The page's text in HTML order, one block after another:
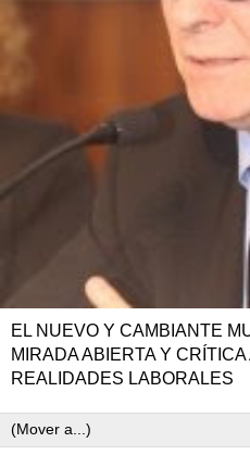
EL NUEVO Y CAMBIANTE
MIRADA ABIERTA Y
REALIDADES LABORALES